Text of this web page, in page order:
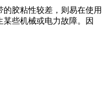
胶粘性较差，则易在使用
些机械或电力故障。因